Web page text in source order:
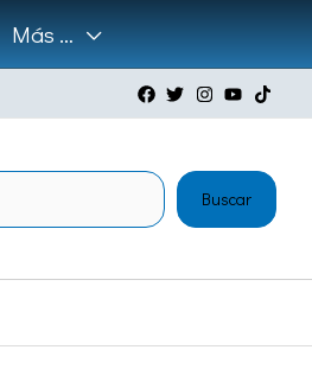
Más …
Buscar